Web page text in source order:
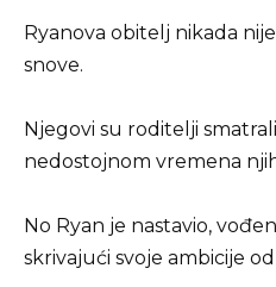
Ryanova obitelj nikada
snove.
Njegovi su roditelji
nedostojnom vremena
No Ryan je nastavio,
skrivajući svoje ambicije